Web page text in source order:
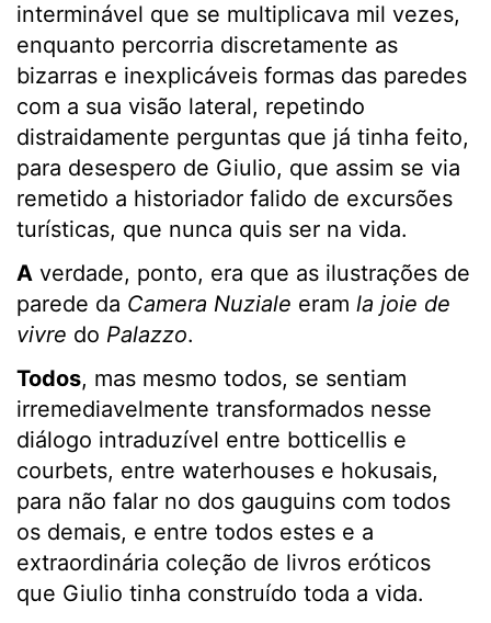
interminável que se multiplicava mil vezes,
enquanto percorria discretamente as
bizarras e inexplicáveis formas das paredes
com a sua visão lateral, repetindo
distraidamente perguntas que já tinha feito,
para desespero de Giulio, que assim se via
remetido a historiador falido de excursões
turísticas, que nunca quis ser na vida.
A verdade, ponto, era que as ilustrações de
parede da Camera Nuziale eram la joie de
vivre do Palazzo.
Todos, mas mesmo todos, se sentiam
irremediavelmente transformados nesse
diálogo intraduzível entre botticellis e
courbets, entre waterhouses e hokusais,
para não falar no dos gauguins com todos
os demais, e entre todos estes e a
extraordinária coleção de livros eróticos
que Giulio tinha construído toda a vida.